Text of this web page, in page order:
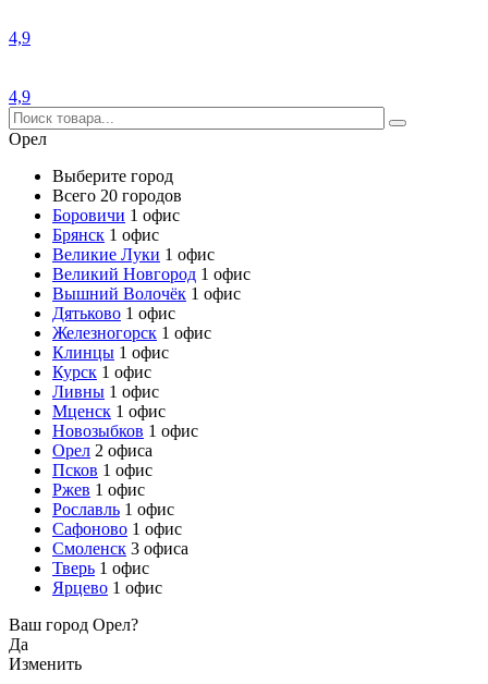
4,9
4,9
Орел
Выберите город
Всего 20 городов
Боровичи 1 офис
Брянск 1 офис
Великие Луки 1 офис
Великий Новгород 1 офис
Вышний Волочёк 1 офис
Дятьково 1 офис
Железногорск 1 офис
Клинцы 1 офис
Курск 1 офис
Ливны 1 офис
Мценск 1 офис
Новозыбков 1 офис
Орел 2 офиса
Псков 1 офис
Ржев 1 офис
Рославль 1 офис
Сафоново 1 офис
Смоленск 3 офиса
Тверь 1 офис
Ярцево 1 офис
Ваш город Орел?
Да
Изменить